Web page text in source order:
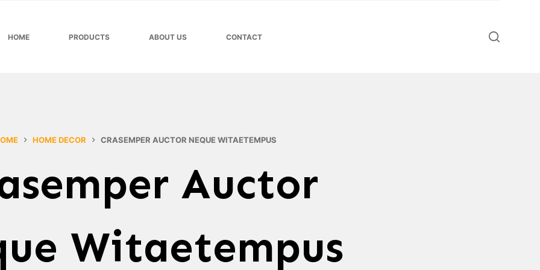
HOME PRODUCTS ABOUT US CONTACT
HOME DECOR CRASEMPER AUCTOR NEQUE WITAETEMPUS
Auctor
Witaetempus